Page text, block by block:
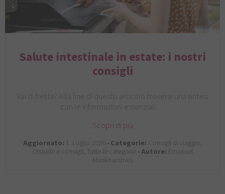
Salute intestinale in estate: i nostri
consigli
Vai di fretta? Alla fine di questo articolo troverai una sintesi
con le informazioni essenziali.…
Scopri di più
Aggiornato: 1. Luglio 2026 •Categorie: Consigli di viaggio,
Disturbi e consigli, Tutte le categorie •Autore: Emanuel
Munkhambwa